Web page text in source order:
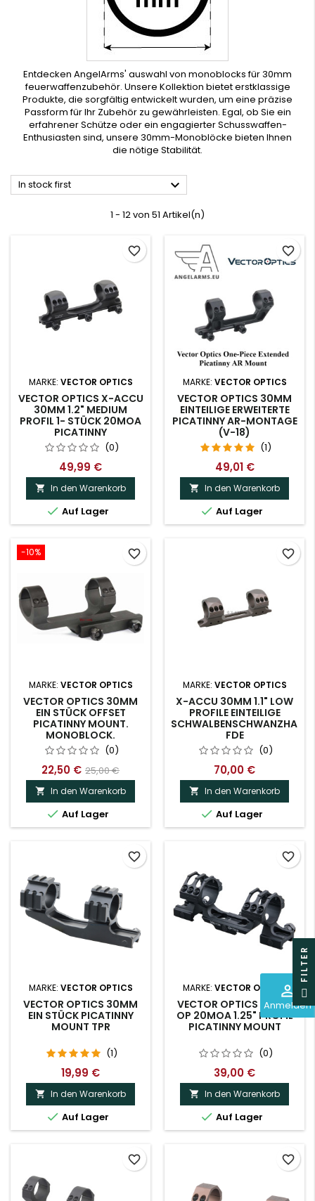
perm_identity
Anmelden
Entdecken AngelArms' auswahl von monoblocks für 30mm
feuerwaffenzubehör. Unsere Kollektion bietet erstklassige
Produkte, die sorgfältig entwickelt wurden, um eine präzise
Passform für Ihr Zubehör zu gewährleisten. Egal, ob Sie ein
erfahrener Schütze oder ein engagierter Schusswaffen-
Enthusiasten sind, unsere 30mm-Monoblöcke bieten Ihnen
die nötige Stabilität.
In stock first 
1 - 12 von 51 Artikel(n)
MARKE: VECTOR OPTICS
VECTOR OPTICS X-ACCU
30MM 1.2" MEDIUM
PROFIL 1- STÜCK 20MOA
PICATINNY
(0)
49,99 €
 In den Warenkorb
 Auf Lager
favorite_border
MARKE: VECTOR OPTICS
VECTOR OPTICS 30MM
EINTEILIGE ERWEITERTE
PICATINNY AR-MONTAGE
(V-18)
(1)
49,01 €
 In den Warenkorb
 Auf Lager
favorite_border
-10%
MARKE: VECTOR OPTICS
VECTOR OPTICS 30MM
EIN STÜCK OFFSET
PICATINNY MOUNT.
MONOBLOCK.
(0)
22,50 € 25,00 €
 In den Warenkorb
 Auf Lager
favorite_border
MARKE: VECTOR OPTICS
X-ACCU 30MM 1.1" LOW
PROFILE EINTEILIGE
FDE
(0)
70,00 €
 In den Warenkorb
 Auf Lager
favorite_border
MARKE: VECTOR OPTICS
VECTOR OPTICS 30MM
EIN STÜCK PICATINNY
MOUNT TPR
(1)
19,99 €
 In den Warenkorb
 Auf Lager
favorite_border
MARKE: VECTOR OPTICS
VECTOR OPTICS 30MM
OP 20MOA 1.25" PROFIL
PICATINNY MOUNT
(0)
39,00 €
 In den Warenkorb
 Auf Lager
favorite_border
favorite_border favorite_border
R